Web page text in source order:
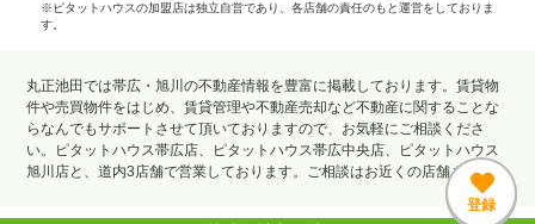
※ピタットハウスの加盟店は独立自営であり、各店舗の責任のもと運営をしておりま
す。
丸正池田では帯広・旭川の不動産情報を豊富に掲載しております。賃貸物
件や売買物件をはじめ、賃貸管理や不動産売却など不動産に関することな
らなんでもサポートさせて頂いておりますので、お気軽にご相談くださ
い。ピタットハウス帯広店、ピタットハウス帯広中央店、ピタットハウス
旭川店と、道内3店舗で営業しております。ご相談はお近くの店舗まで。